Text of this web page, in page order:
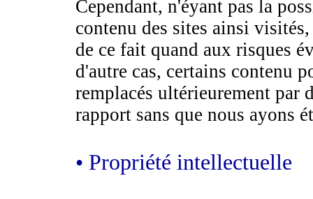
Cependant, n'éyant pas la
contenu des sites ainsi
de ce fait quand aux risques
d'autre cas, certains contenu
remplacés ultérieurement par
rapport sans que nous ayons
• Propriété intellectuelle